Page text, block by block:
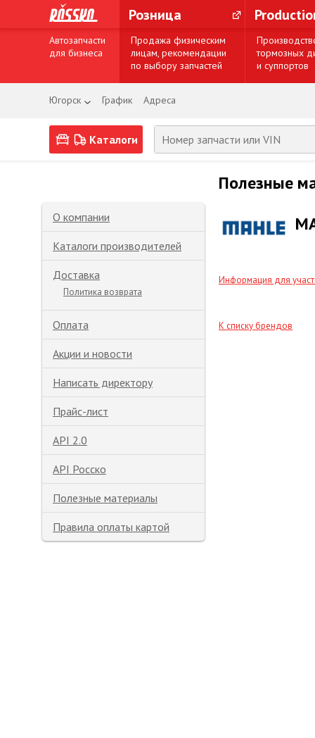
Розница
Автозапчасти
для бизнеса
Продажа физическим
лицам, рекомендации
по выбору запчастей
тормозных
и суппортов
Югорск График Адреса
Каталоги
О компании
Каталоги производителей
Доставка
Политика возврата
Оплата
Акции и новости
Написать директору
Прайс-лист
API 2.0
API Росско
Полезные материалы
Правила оплаты картой
Полезные
Информация для
К списку брендов